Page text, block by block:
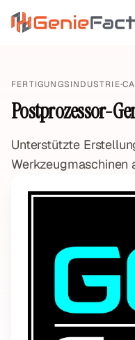
Genie Factory
FERTIGUNGSINDUSTRIE·
Postprozessor-
Unterstützte
Werkzeugmaschinen